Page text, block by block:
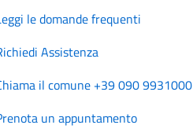
le domande frequenti
Assistenza
il comune +39 090 9931000
un appuntamento